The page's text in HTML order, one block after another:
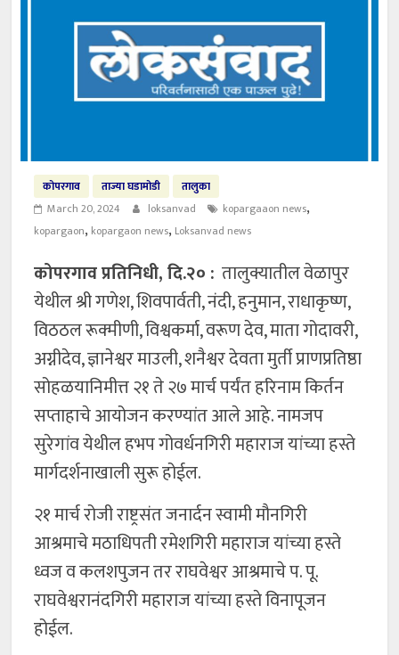
कोपरगाव ताज्या घडामोडी
तालुका
March 20, 2024
loksanvad kopargaaon news,
kopargaon, kopargaon news, Loksanvad news
कोपरगाव प्रतिनिधी, दि.२० : तालुक्यातील वेळापुर
येथील श्री गणेश, शिवपार्वती, नंदी, हनुमान, राधाकृष्ण,
विठठल रूक्मीणी, विश्वकर्मा, वरूण देव, माता गोदावरी,
अग्नीदेव, ज्ञानेश्वर माउली, शनैश्वर देवता मुर्ती प्राणप्रतिष्ठा
सोहळयानिमीत्त २१ ते २७ मार्च पर्यंत हरिनाम किर्तन
सप्ताहाचे आयोजन करण्यांत आले आहे. नामजप
सुरेगांव येथील हभप गोवर्धनगिरी महाराज यांच्या हस्ते
मार्गदर्शनाखाली सुरू होईल.
२१ मार्च रोजी राष्ट्रसंत जनार्दन स्वामी मौनगिरी
आश्रमाचे मठाधिपती रमेशगिरी महाराज यांच्या हस्ते
ध्वज व कलशपुजन तर राघवेश्वर आश्रमाचे प. पू.
राघवेश्वरानंदगिरी महाराज यांच्या हस्ते विनापूजन
होईल.